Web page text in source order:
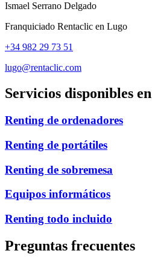
Ismael Serrano Delgado
Franquiciado Rentaclic en Lugo
+34 982 29 73 51
lugo@rentaclic.com
Servicios disponibles en
Renting de ordenadores
Renting de portátiles
Renting de sobremesa
Equipos informáticos
Renting todo incluido
Preguntas frecuentes